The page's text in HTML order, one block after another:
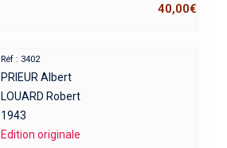
40,00€
Réf : 3402
PRIEUR Albert
LOUARD Robert
1943
Edition originale